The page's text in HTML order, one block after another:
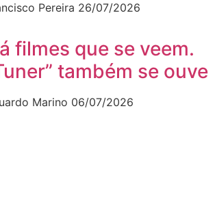
Pereira 26/07/2026
filmes que se veem.
também se ouve
Marino 06/07/2026